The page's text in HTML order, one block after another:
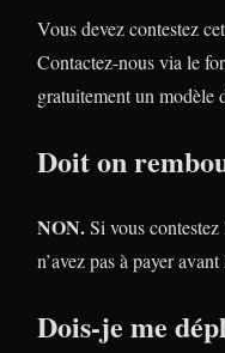
Vous devez contestez
Contactez-nous via le
gratuitement un modèle
Doit on
NON.Si vous
n’avez pas à payer
Dois-je me